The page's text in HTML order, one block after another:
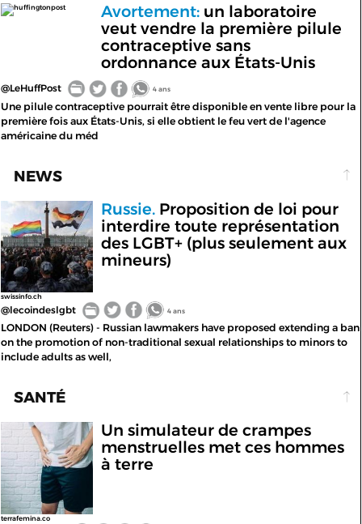
huffingtonpost Avortement:un laboratoire
veut vendre la première pilule
contraceptive sans
ordonnance aux États-Unis
@LeHuffPost 4 ans
Une pilule contraceptive pourrait être disponible en vente libre pour la
première fois aux États-Unis, si elle obtient le feu vert de l'agence
américaine du méd
NEWS
swissinfo.ch
Russie.Proposition de loi pour
interdire toute représentation
des LGBT+ (plus seulement aux
mineurs)
@lecoindeslgbt 4 ans
LONDON (Reuters) - Russian lawmakers have proposed extending a ban
on the promotion of non-traditional sexual relationships to minors to
include adults as well,
SANTÉ
terrafemina.co
Un simulateur de crampes
menstruelles met ces hommes
à terre